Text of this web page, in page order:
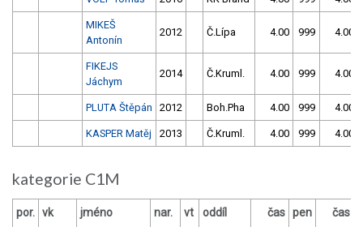
MIKEŠ
Antonín
2012 Č.Lípa 4.00 999 4.00
FIKEJS
Jáchym
2014 Č.Kruml. 4.00 999 4.00
PLUTA Štěpán 2012 Boh.Pha 4.00 999 4.00
KASPER Matěj 2013 Č.Kruml. 4.00 999 4.00
kategorie C1M
por. vk jméno nar. vt oddíl čas pen čas